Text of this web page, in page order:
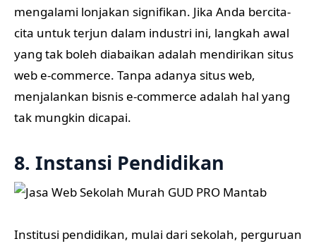
mengalami lonjakan signifikan. Jika Anda bercita-
cita untuk terjun dalam industri ini, langkah awal
yang tak boleh diabaikan adalah mendirikan situs
web e-commerce. Tanpa adanya situs web,
menjalankan bisnis e-commerce adalah hal yang
tak mungkin dicapai.
8. Instansi Pendidikan
Institusi pendidikan, mulai dari sekolah, perguruan